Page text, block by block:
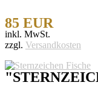
85 EUR
inkl. MwSt.
zzgl. Versandkosten